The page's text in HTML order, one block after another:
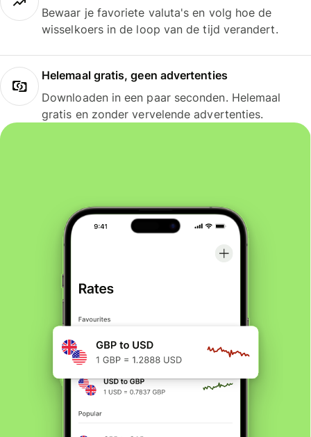
Bewaar je favoriete valuta's en volg hoe de
wisselkoers in de loop van de tijd verandert.
Helemaal gratis, geen advertenties
Downloaden in een paar seconden. Helemaal
gratis en zonder vervelende advertenties.